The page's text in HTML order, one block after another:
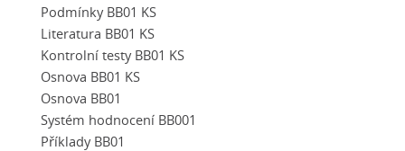
Podmínky BB01 KS
Literatura BB01 KS
Kontrolní testy BB01 KS
Osnova BB01 KS
Osnova BB01
Systém hodnocení BB001
Příklady BB01